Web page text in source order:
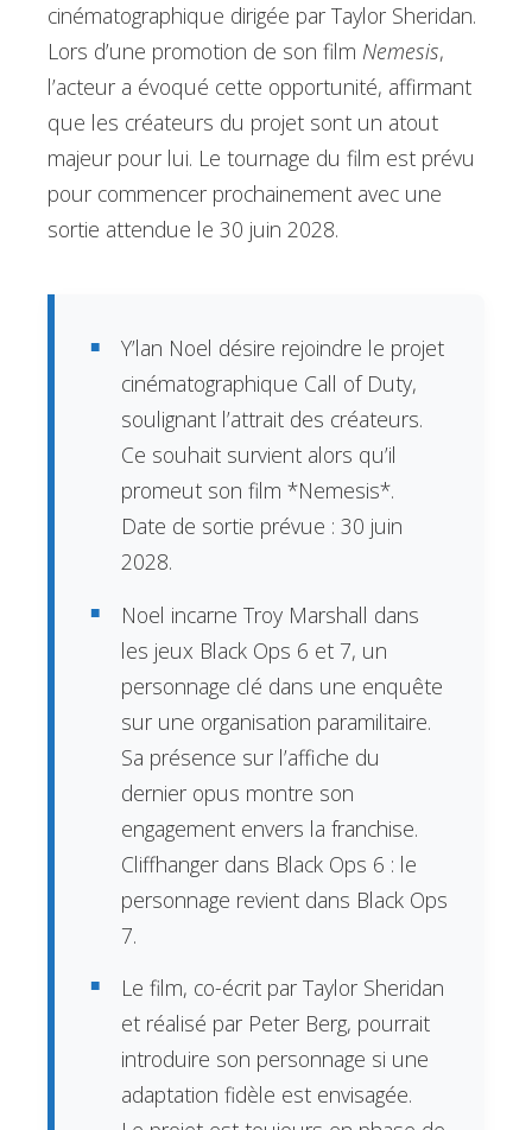
cinématographique dirigée par Taylor Sheridan.
Lors d’une promotion de son film Nemesis,
l’acteur a évoqué cette opportunité, affirmant
que les créateurs du projet sont un atout
majeur pour lui. Le tournage du film est prévu
pour commencer prochainement avec une
sortie attendue le 30 juin 2028.
Y’lan Noel désire rejoindre le projet
cinématographique Call of Duty,
soulignant l’attrait des créateurs.
Ce souhait survient alors qu’il
promeut son film *Nemesis*.
Date de sortie prévue : 30 juin
2028.
Noel incarne Troy Marshall dans
les jeux Black Ops 6 et 7, un
personnage clé dans une enquête
sur une organisation paramilitaire.
Sa présence sur l’affiche du
dernier opus montre son
engagement envers la franchise.
Cliffhanger dans Black Ops 6 : le
personnage revient dans Black Ops
7.
Le film, co-écrit par Taylor Sheridan
et réalisé par Peter Berg, pourrait
introduire son personnage si une
adaptation fidèle est envisagée.